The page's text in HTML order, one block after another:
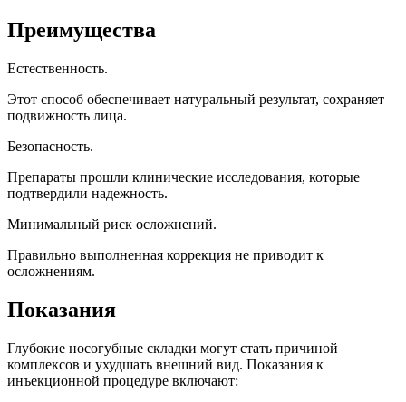
Преимущества
Естественность.
Этот способ обеспечивает натуральный результат, сохраняет
подвижность лица.
Безопасность.
Препараты прошли клинические исследования, которые
подтвердили надежность.
Минимальный риск осложнений.
Правильно выполненная коррекция не приводит к
осложнениям.
Показания
Глубокие носогубные складки могут стать причиной
комплексов и ухудшать внешний вид. Показания к
инъекционной процедуре включают: